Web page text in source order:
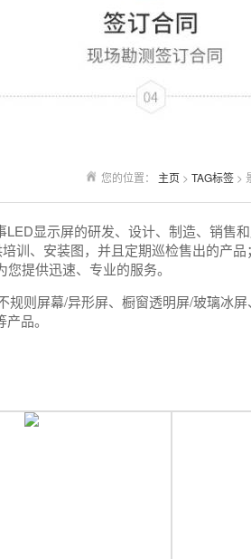
您的位置： 主页 > TAG标签 >
显示屏的研发、设计、制造、销售
训、安装图，并且定期巡检售出的产品
提供迅速、专业的服务。
则屏幕/异形屏、橱窗透明屏/玻璃冰
品。